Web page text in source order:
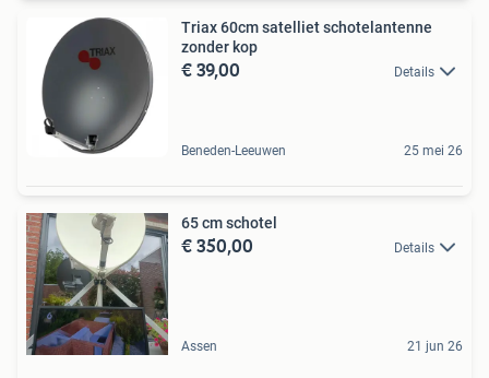
Triax 60cm satelliet schotelantenne
zonder kop
€ 39,00 Details
Beneden-Leeuwen 25 mei 26
65 cm schotel
€ 350,00 Details
Assen 21 jun 26